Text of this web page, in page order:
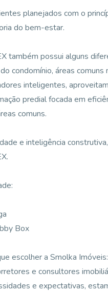
planejados com o
do bem-estar.
também possui alguns
condomínio, áreas
inteligentes,
predial focada em
comuns.
e inteligência
Box
escolher a Smolka
e consultores
e expectativas,